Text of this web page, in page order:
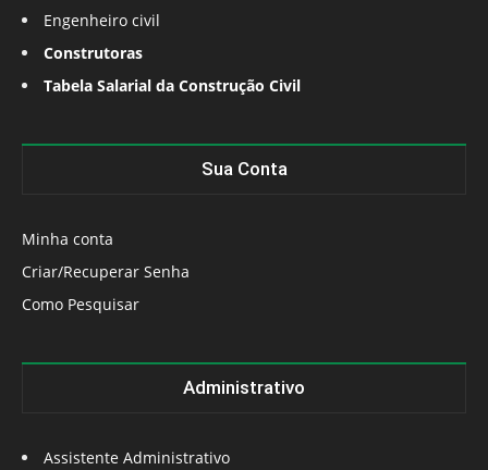
Engenheiro civil
Construtoras
Tabela Salarial da Construção Civil
Sua Conta
Minha conta
Criar/Recuperar Senha
Como Pesquisar
Administrativo
Assistente Administrativo